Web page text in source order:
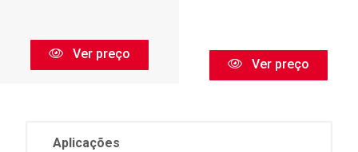
Ver preço
Ver preço
Aplicações